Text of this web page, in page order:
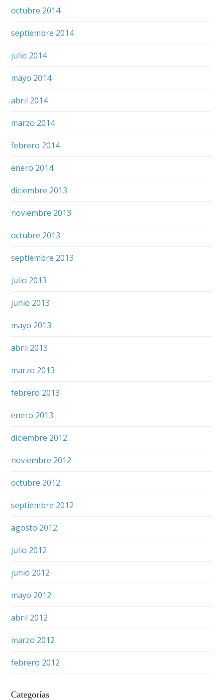
octubre 2014
septiembre 2014
julio 2014
mayo 2014
abril 2014
marzo 2014
febrero 2014
enero 2014
diciembre 2013
noviembre 2013
octubre 2013
septiembre 2013
julio 2013
junio 2013
mayo 2013
abril 2013
marzo 2013
febrero 2013
enero 2013
diciembre 2012
noviembre 2012
octubre 2012
septiembre 2012
agosto 2012
julio 2012
junio 2012
mayo 2012
abril 2012
marzo 2012
febrero 2012
Categorías